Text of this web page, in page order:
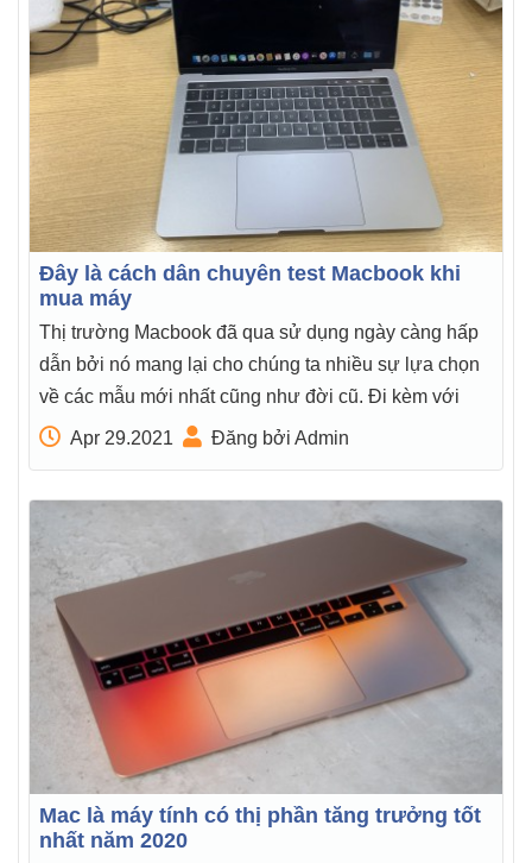
Đây là cách dân chuyên test Macbook khi
mua máy
Thị trường Macbook đã qua sử dụng ngày càng hấp
dẫn bởi nó mang lại cho chúng ta nhiều sự lựa chọn
về các mẫu mới nhất cũng như đời cũ. Đi kèm với
Apr 29.2021 Đăng bởi Admin
Mac là máy tính có thị phần tăng trưởng tốt
nhất năm 2020